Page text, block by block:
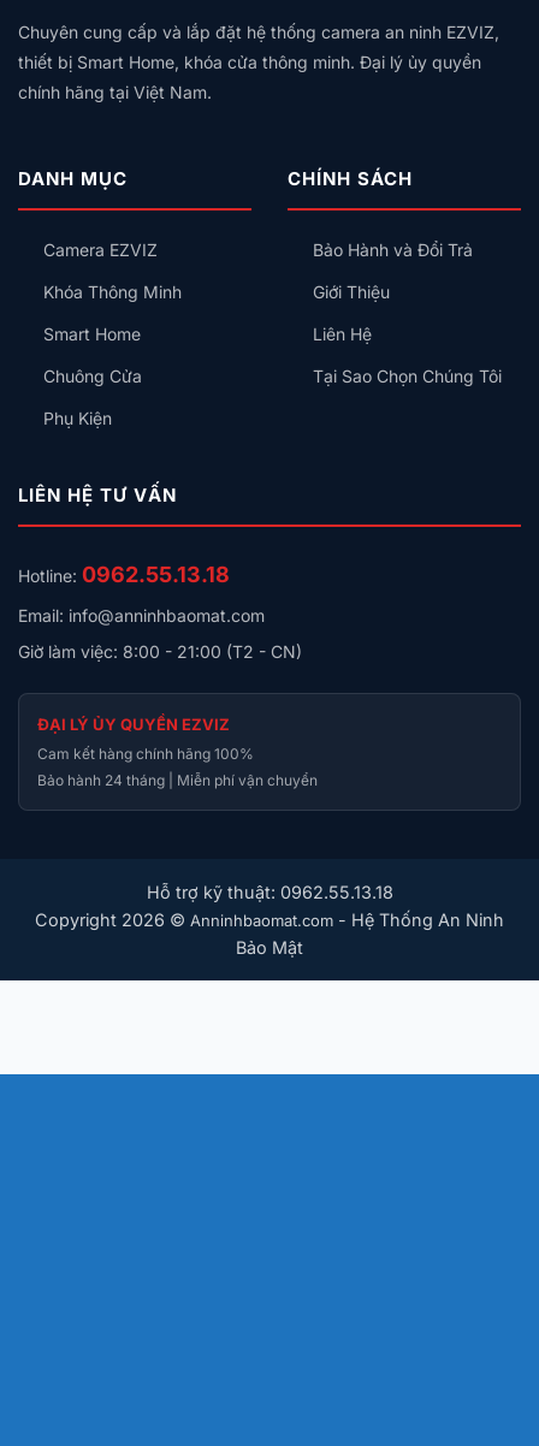
Khóa
Cửa
Theo
Quy
Mô
Theo
Diện
Tích,
Thiết
Trước
Tay,
Mã
Số
Hay
Có
An
Toàn
Không?
Dây
Trung
Lắp
Minh
Kiểu
Cho
Chuyên cung cấp và lắp đặt hệ thống camera an ninh EZVIZ,
thiết bị Smart Home, khóa cửa thông minh. Đại lý ủy quyền
chính hãng tại Việt Nam.
DANH MỤC
Camera EZVIZ
Khóa Thông Minh
Smart Home
Chuông Cửa
Phụ Kiện
CHÍNH SÁCH
Bảo Hành và Đổi Trả
Giới Thiệu
Liên Hệ
Tại Sao Chọn Chúng Tôi
LIÊN HỆ TƯ VẤN
Hotline: 0962.55.13.18
Email: info@anninhbaomat.com
Giờ làm việc: 8:00 - 21:00 (T2 - CN)
ĐẠI LÝ ỦY QUYỀN EZVIZ
Cam kết hàng chính hãng 100%
Bảo hành 24 tháng | Miễn phí vận chuyển
Hỗ trợ kỹ thuật: 0962.55.13.18
Copyright 2026 © Anninhbaomat.com - Hệ Thống An Ninh
Bảo Mật